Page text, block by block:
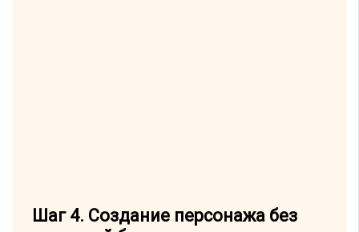
Шаг 4. Создание персонажа без